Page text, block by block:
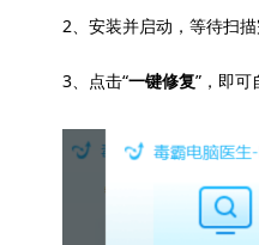
2、安装并启动，等待扫描
3、点击“一键修复”，即可